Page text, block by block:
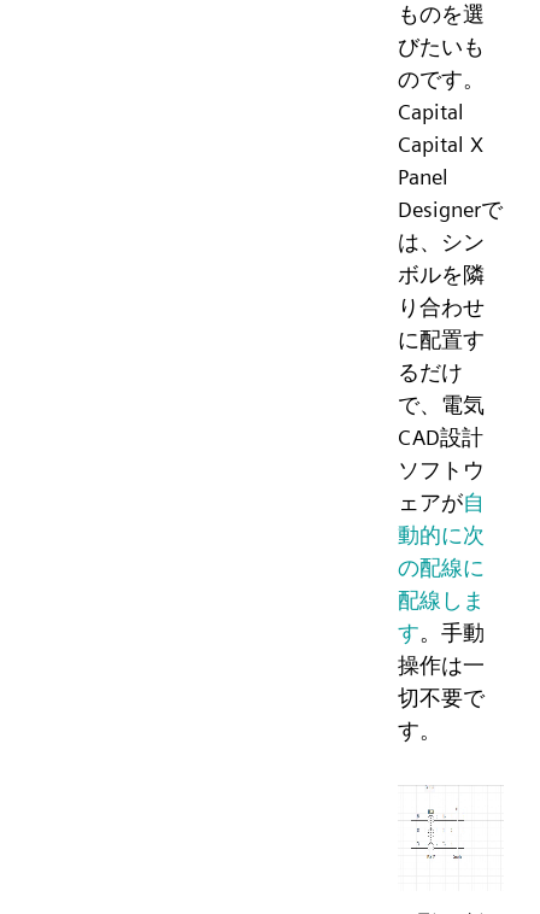
ものを選
びたいも
のです。
Capital
Capital X
Panel
Designerで
は、シン
ボルを隣
り合わせ
に配置す
るだけ
で、電気
CAD設計
ソフトウ
ェアが自
動的に次
の配線に
配線しま
す。手動
操作は一
切不要で
す。